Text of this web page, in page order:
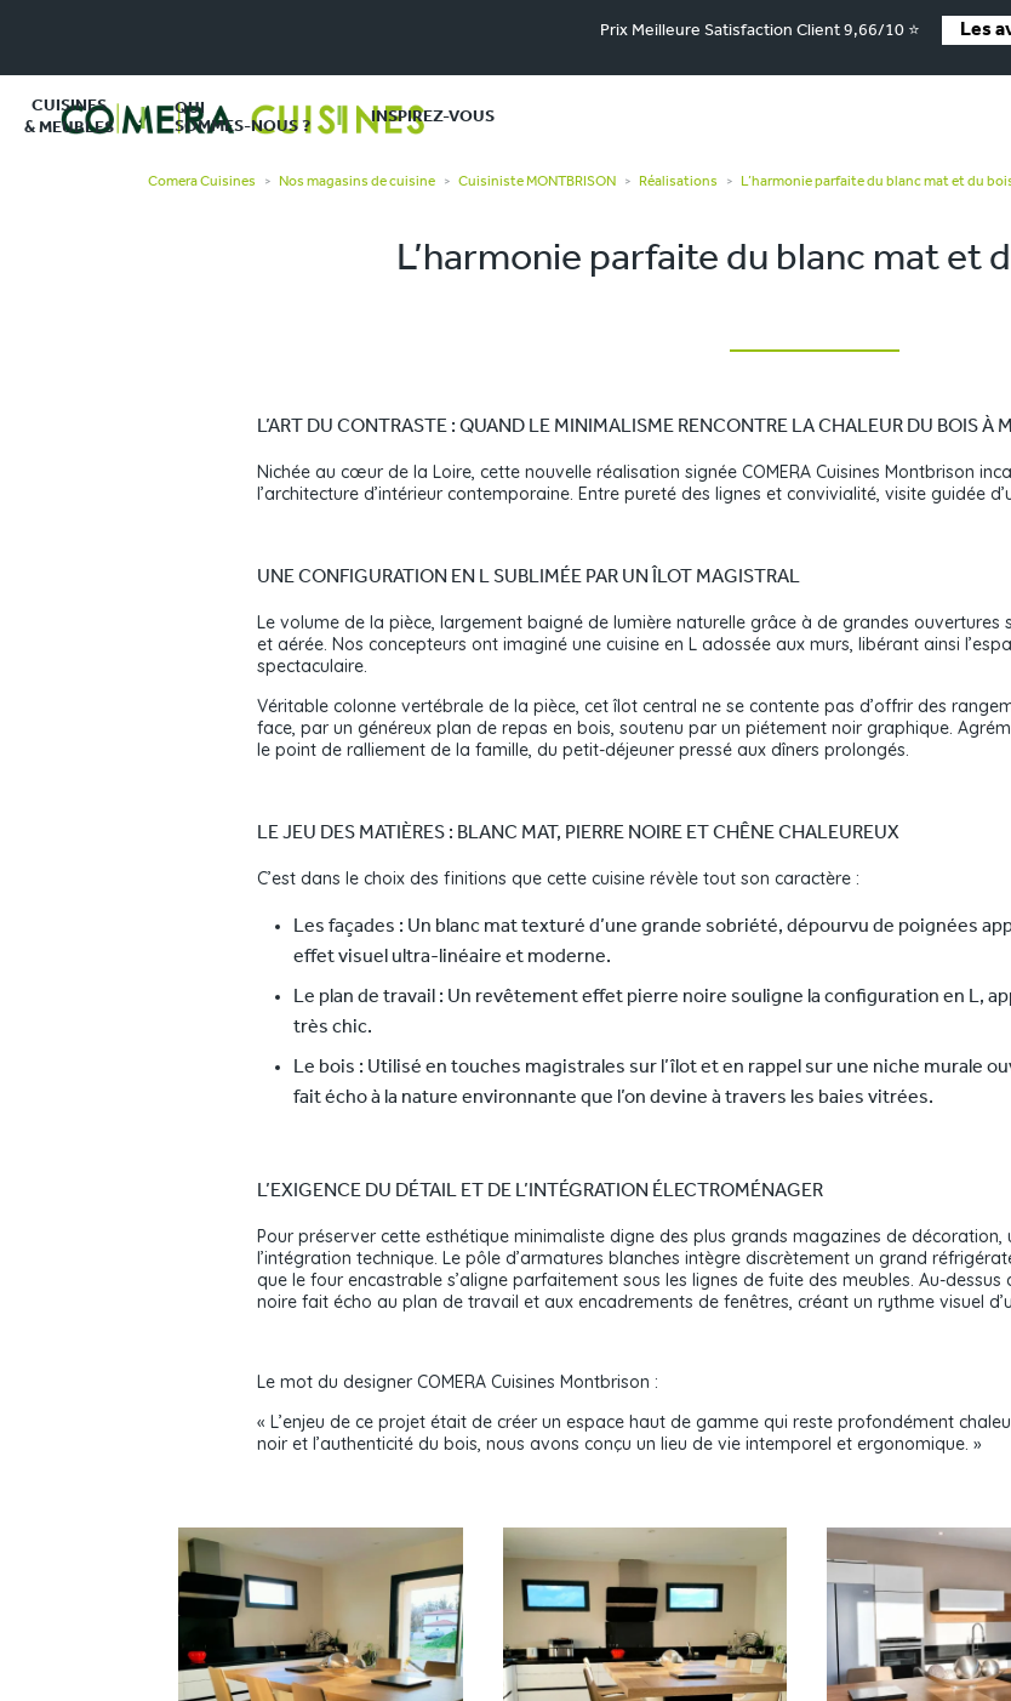
Prix Meilleure Satisfaction Client 9,66/10 ⭐ Les
CUISINES
& MEUBLES
QUI
SOMMES-NOUS ?
INSPIREZ-VOUS
Comera Cuisines > Nos magasins de cuisine > Cuisiniste MONTBRISON > Réalisations > L’harmonie parfaite du blanc mat et du
L’harmonie parfaite du blanc mat et
L’ART DU CONTRASTE : QUAND LE MINIMALISME RENCONTRE LA CHALEUR DU BOIS À
Nichée au cœur de la Loire, cette nouvelle réalisation signée COMERA Cuisines Montbrison
l’architecture d’intérieur contemporaine. Entre pureté des lignes et convivialité, visite guidée
UNE CONFIGURATION EN L SUBLIMÉE PAR UN ÎLOT MAGISTRAL
Le volume de la pièce, largement baigné de lumière naturelle grâce à de grandes ouvertures
et aérée. Nos concepteurs ont imaginé une cuisine en L adossée aux murs, libérant ainsi
spectaculaire.
Véritable colonne vertébrale de la pièce, cet îlot central ne se contente pas d’offrir des
face, par un généreux plan de repas en bois, soutenu par un piétement noir graphique.
le point de ralliement de la famille, du petit-déjeuner pressé aux dîners prolongés.
LE JEU DES MATIÈRES : BLANC MAT, PIERRE NOIRE ET CHÊNE CHALEUREUX
C’est dans le choix des finitions que cette cuisine révèle tout son caractère :
Les façades : Un blanc mat texturé d’une grande sobriété, dépourvu de poignées
effet visuel ultra-linéaire et moderne.
Le plan de travail : Un revêtement effet pierre noire souligne la configuration en L,
très chic.
Le bois : Utilisé en touches magistrales sur l’îlot et en rappel sur une niche murale
fait écho à la nature environnante que l’on devine à travers les baies vitrées.
L’EXIGENCE DU DÉTAIL ET DE L’INTÉGRATION ÉLECTROMÉNAGER
Pour préserver cette esthétique minimaliste digne des plus grands magazines de
l’intégration technique. Le pôle d’armatures blanches intègre discrètement un grand
que le four encastrable s’aligne parfaitement sous les lignes de fuite des meubles. Au-
noire fait écho au plan de travail et aux encadrements de fenêtres, créant un rythme visuel
Le mot du designer COMERA Cuisines Montbrison :
« L’enjeu de ce projet était de créer un espace haut de gamme qui reste profondément
noir et l’authenticité du bois, nous avons conçu un lieu de vie intemporel et ergonomique. »